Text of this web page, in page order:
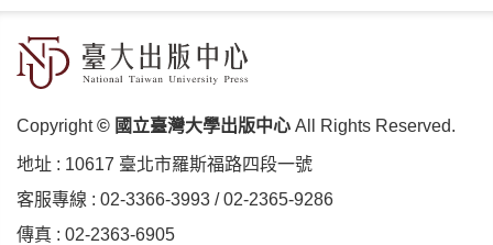
Copyright© 國立臺灣大學出版中心 All Rights Reserved.
地址 : 10617 臺北市羅斯福路四段⼀號
客服專線 : 02-3366-3993 /02-2365-9286
傳真 : 02-2363-6905